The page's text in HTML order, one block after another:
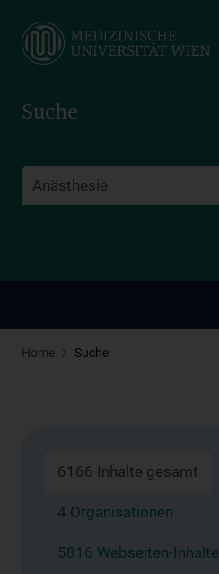
main
Suche
Home Suche
6166 Inhalte gesamt
4 Organisationen
5816 Webseiten-Inhalte